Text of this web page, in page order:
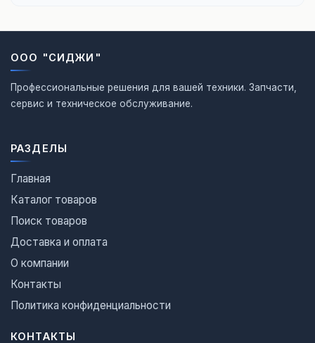
ООО "СИДЖИ"
Профессиональные решения для вашей техники. Запчасти,
сервис и техническое обслуживание.
РАЗДЕЛЫ
Главная
Каталог товаров
Поиск товаров
Доставка и оплата
О компании
Контакты
Политика конфиденциальности
КОНТАКТЫ